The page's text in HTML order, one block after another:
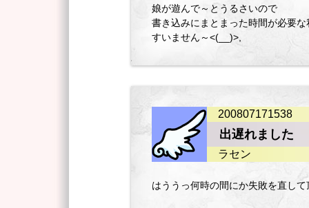
娘が遊んで～とうるさいので
書き込みにまとまった時間が必要
すいません～<(__)>,
200807171538
出遅れました
ラセン
はううっ何時の間にか失敗を直し